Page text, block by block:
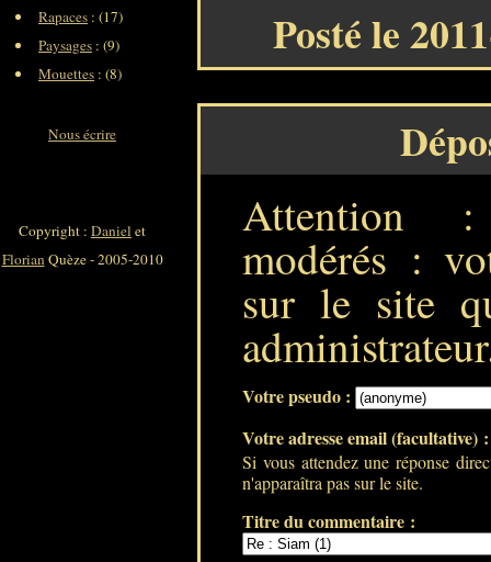
Posté le
Attention :
modérés :
sur le site
Votre pseudo :
Votre adresse email (facultative)
Si vous attendez une réponse
n'apparaîtra pas sur le site.
Titre du commentaire :
Rapaces : (17)
Paysages : (9)
Mouettes : (8)
Nous écrire
Copyright : Daniel et
FlorianQuèze - 2005-2010